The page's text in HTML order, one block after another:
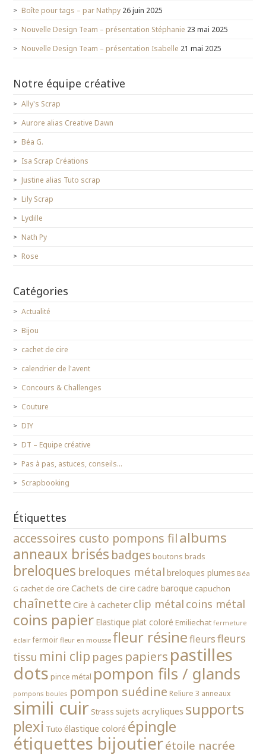
Boîte pour tags – par Nathpy 26 juin 2025
Nouvelle Design Team – présentation Stéphanie 23 mai 2025
Nouvelle Design Team – présentation Isabelle 21 mai 2025
Notre équipe créative
Ally's Scrap
Aurore alias Creative Dawn
Béa G.
Isa Scrap Créations
Justine alias Tuto scrap
Lily Scrap
Lydille
Nath Py
Rose
Catégories
Actualité
Bijou
cachet de cire
calendrier de l'avent
Concours & Challenges
Couture
DIY
DT – Equipe créative
Pas à pas, astuces, conseils…
Scrapbooking
Étiquettes
accessoires custo pompons filalbums
anneaux brisés badges boutons brads
breloques breloques métal breloques plumes Béa
G cachet de cire Cachets de cire cadre baroque capuchon
chaînette Cire à cacheterclip métal coins métal
coins papier Elastique plat coloré Emiliechat fermeture
éclair fermoir fleur en mousse fleur résine fleurs fleurs
tissu mini clip pages papiers pastilles
dots pince métal pompon fils / glands
pompons boules pompon suédine Reliure 3 anneaux
simili cuir Strass sujets acryliques supports
plexi Tuto élastique coloré épingle
étiquettes bijoutierétoile nacrée